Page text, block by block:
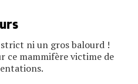
ni un gros balourd !
ce mammifère victime de